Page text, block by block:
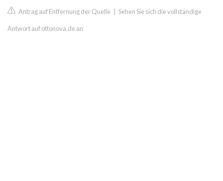
Antrag auf Entfernung der Quelle Sehen Sie sich die vollständige
Antwort auf ottonova.de an